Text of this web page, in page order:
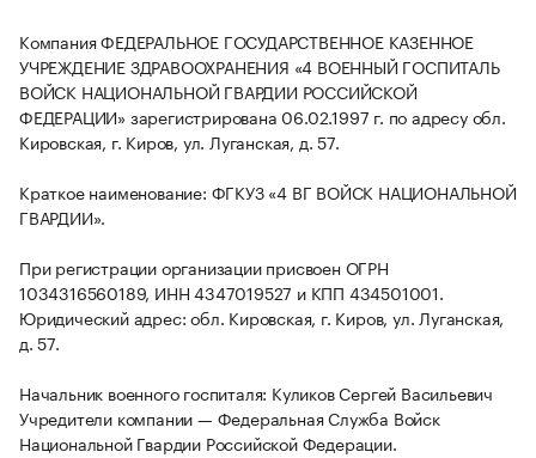
Компания ФЕДЕРАЛЬНОЕ ГОСУДАРСТВЕННОЕ КАЗЕННОЕ
УЧРЕЖДЕНИЕ ЗДРАВООХРАНЕНИЯ «4 ВОЕННЫЙ ГОСПИТАЛЬ
ВОЙСК НАЦИОНАЛЬНОЙ ГВАРДИИ РОССИЙСКОЙ
ФЕДЕРАЦИИ» зарегистрирована 06.02.1997 г. по адресу обл.
Кировская, г. Киров, ул. Луганская, д. 57.
Краткое наименование: ФГКУЗ «4 ВГ ВОЙСК НАЦИОНАЛЬНОЙ
ГВАРДИИ».
При регистрации организации присвоен ОГРН
1034316560189, ИНН 4347019527 и КПП 434501001.
Юридический адрес: обл. Кировская, г. Киров, ул. Луганская,
д. 57.
Начальник военного госпиталя: Куликов Сергей Васильевич
Учредители компании — Федеральная Служба Войск
Национальной Гвардии Российской Федерации.